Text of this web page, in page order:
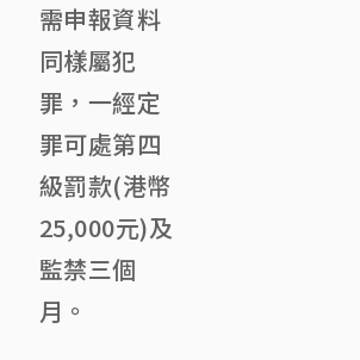
需申報資料
同樣屬犯
罪，一經定
罪可處第四
級罰款(港幣
25,000元)及
監禁三個
月。